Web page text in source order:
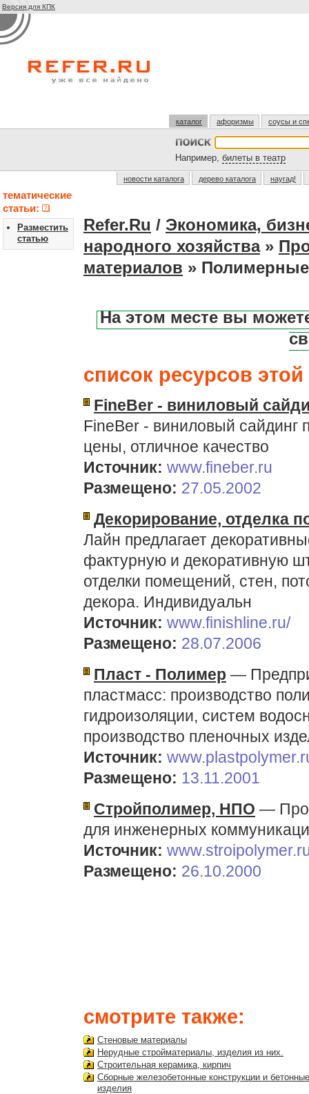
Версия для КПК
каталог афоризмы соусы и
Например, билеты в театр
новости каталога дерево каталога наугад!
тематические
статьи:
Разместить
статью
Refer.Ru / Экономика,
народного хозяйства»
материалов »
На этом месте вы
список ресурсов этой
FineBer - виниловый
FineBer - виниловый сайдинг
цены, отличное качество
Источник: www.fineber.ru
Размещено: 27.05.2002
Декорирование, отделка
Лайн предлагает
фактурную и декоративную
отделки помещений, стен,
декора. Индивидуальн
Источник: www.finishline.ru/
Размещено: 28.07.2006
Пласт - Полимер —
пластмасс: производство
гидроизоляции, систем
производство пленочных
Источник:
Размещено: 13.11.2001
Стройполимер, НПО —
для инженерных
Источник:
Размещено: 26.10.2000
смотрите также:
Стеновые материалы
Нерудные стройматериалы, изделия из них.
Строительная керамика, кирпич
Сборные железобетонные конструкции и бетонные
изделия